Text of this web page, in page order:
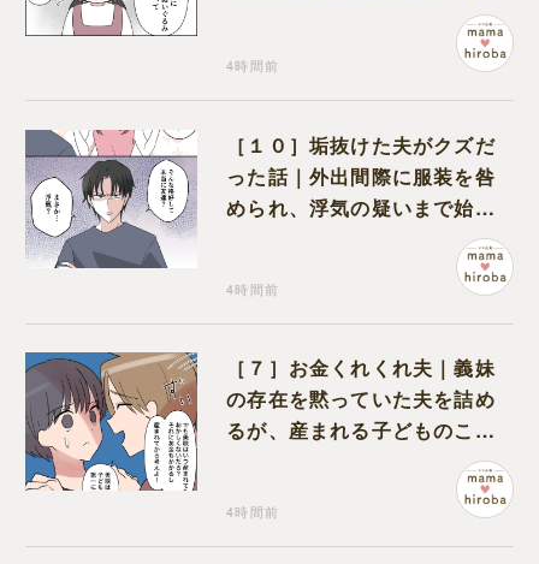
4時間前
［１０］垢抜けた夫がクズだ
った話｜外出間際に服装を咎
められ、浮気の疑いまで始め
4時間前
［７］お金くれくれ夫｜義妹
の存在を黙っていた夫を詰め
るが、産まれる子どものこと
を第一に考えてと流される
4時間前